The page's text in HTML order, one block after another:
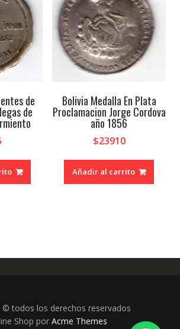
de
de
Bolivia Medalla En Plata
Proclamacion Jorge Cordova
año 1856
$23910
Añadir al carrito
© todos los derechos reservados
Shop por Acme Themes